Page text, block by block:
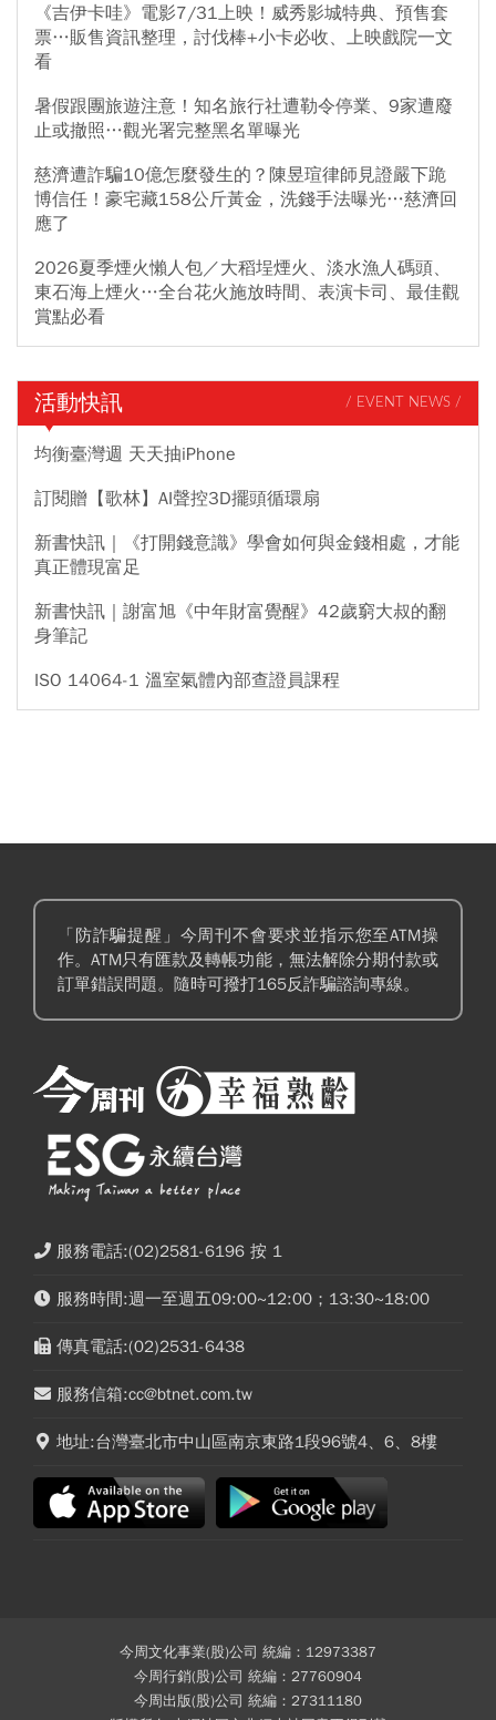
《吉伊卡哇》電影7/31上映！威秀影城特典、預售套
票…販售資訊整理，討伐棒+小卡必收、上映戲院一文
看
暑假跟團旅遊注意！知名旅行社遭勒令停業、9家遭廢
止或撤照…觀光署完整黑名單曝光
慈濟遭詐騙10億怎麼發生的？陳昱瑄律師見證嚴下跪
博信任！豪宅藏158公斤黃金，洗錢手法曝光…慈濟回
應了
2026夏季煙火懶人包／大稻埕煙火、淡水漁人碼頭、
東石海上煙火…全台花火施放時間、表演卡司、最佳觀
賞點必看
活動快訊 / EVENT NEWS /
均衡臺灣週 天天抽iPhone
訂閱贈【歌林】AI聲控3D擺頭循環扇
新書快訊｜《打開錢意識》學會如何與金錢相處，才能
真正體現富足
新書快訊｜謝富旭《中年財富覺醒》42歲窮大叔的翻
身筆記
ISO 14064-1 溫室氣體內部查證員課程
「防詐騙提醒」今周刊不會要求並指示您至ATM操
作。ATM只有匯款及轉帳功能，無法解除分期付款或
訂單錯誤問題。隨時可撥打165反詐騙諮詢專線。
服務電話:(02)2581-6196 按 1
服務時間:週一至週五09:00~12:00；13:30~18:00
傳真電話:(02)2531-6438
服務信箱:cc@btnet.com.tw
地址:台灣臺北市中山區南京東路1段96號4、6、8樓
今周文化事業(股)公司 統編：12973387
今周行銷(股)公司 統編：27760904
今周出版(股)公司 統編：27311180